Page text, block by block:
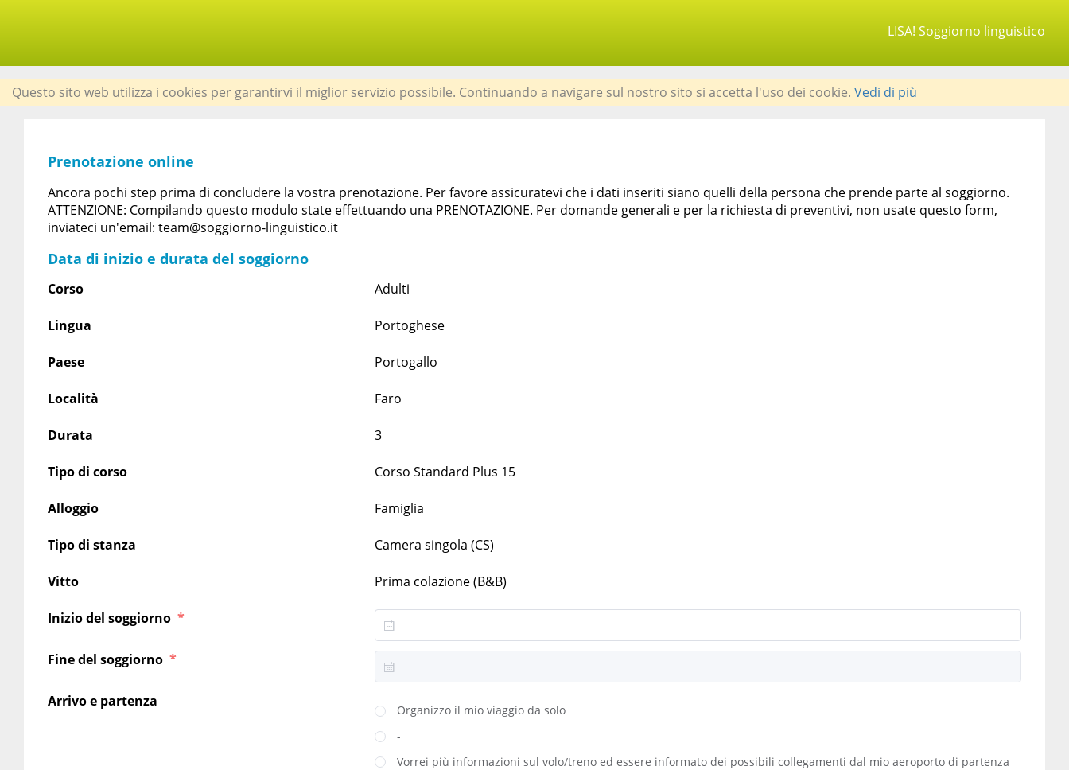
LISA! Soggiorno linguistico
Questo sito web utilizza i cookies per garantirvi il miglior servizio possibile. Continuando a navigare sul nostro sito si accetta l'uso dei cookie. Vedi di più
Prenotazione online
Ancora pochi step prima di concludere la vostra prenotazione. Per favore assicuratevi che i dati inseriti siano quelli della persona che prende parte al soggiorno.
ATTENZIONE: Compilando questo modulo state effettuando una PRENOTAZIONE. Per domande generali e per la richiesta di preventivi, non usate questo form,
inviateci un'email: team@soggiorno-linguistico.it
Data di inizio e durata del soggiorno
Corso Adulti
Lingua Portoghese
Paese Portogallo
Località Faro
Durata 3
Tipo di corso Corso Standard Plus 15
Alloggio Famiglia
Tipo di stanza Camera singola (CS)
Vitto Prima colazione (B&B)
Inizio del soggiorno
Fine del soggiorno
Arrivo e partenza
Organizzo il mio viaggio da solo
-
Vorrei più informazioni sul volo/treno ed essere informato dei possibili collegamenti dal mio aeroporto di partenza